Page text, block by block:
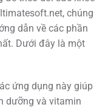
chúng
dẫn về các phần
Dưới đây là một
ứng dụng này giúp
dưỡng và vitamin